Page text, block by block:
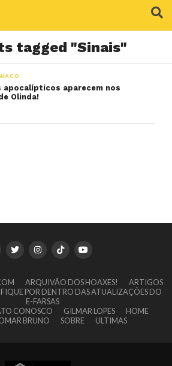
tagged "Sinais"
apocalípticos aparecem nos
Olinda!
ARQUIVÃO DOS HOAXES!
ARTIGOS
FIQUE POR DENTRO DAS ATUALIZAÇÕES DO
E-FARSAS
CONOSCO
GILMAR LOPES
HOME
BRUNO SOBRE ULTIMAS